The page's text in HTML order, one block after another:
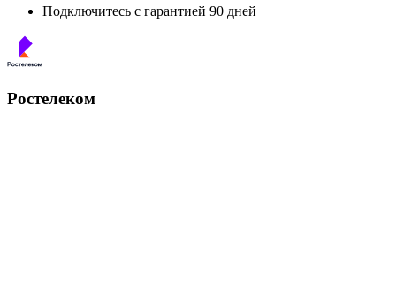
Подключитесь с гарантией 90 дней
Ростелеком